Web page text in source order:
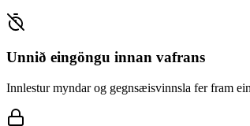
Unnið eingöngu innan vafrans
Innlestur myndar og gegnsæisvinnsla fer fram